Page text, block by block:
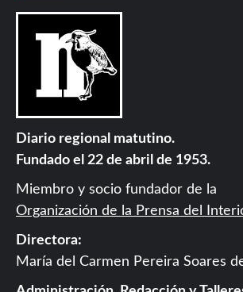
Diario regional matutino.
Fundado el 22 de abril de 1953.
Miembro y socio fundador de la
Organización de la Prensa del
Directora:
María del Carmen Pereira Soares